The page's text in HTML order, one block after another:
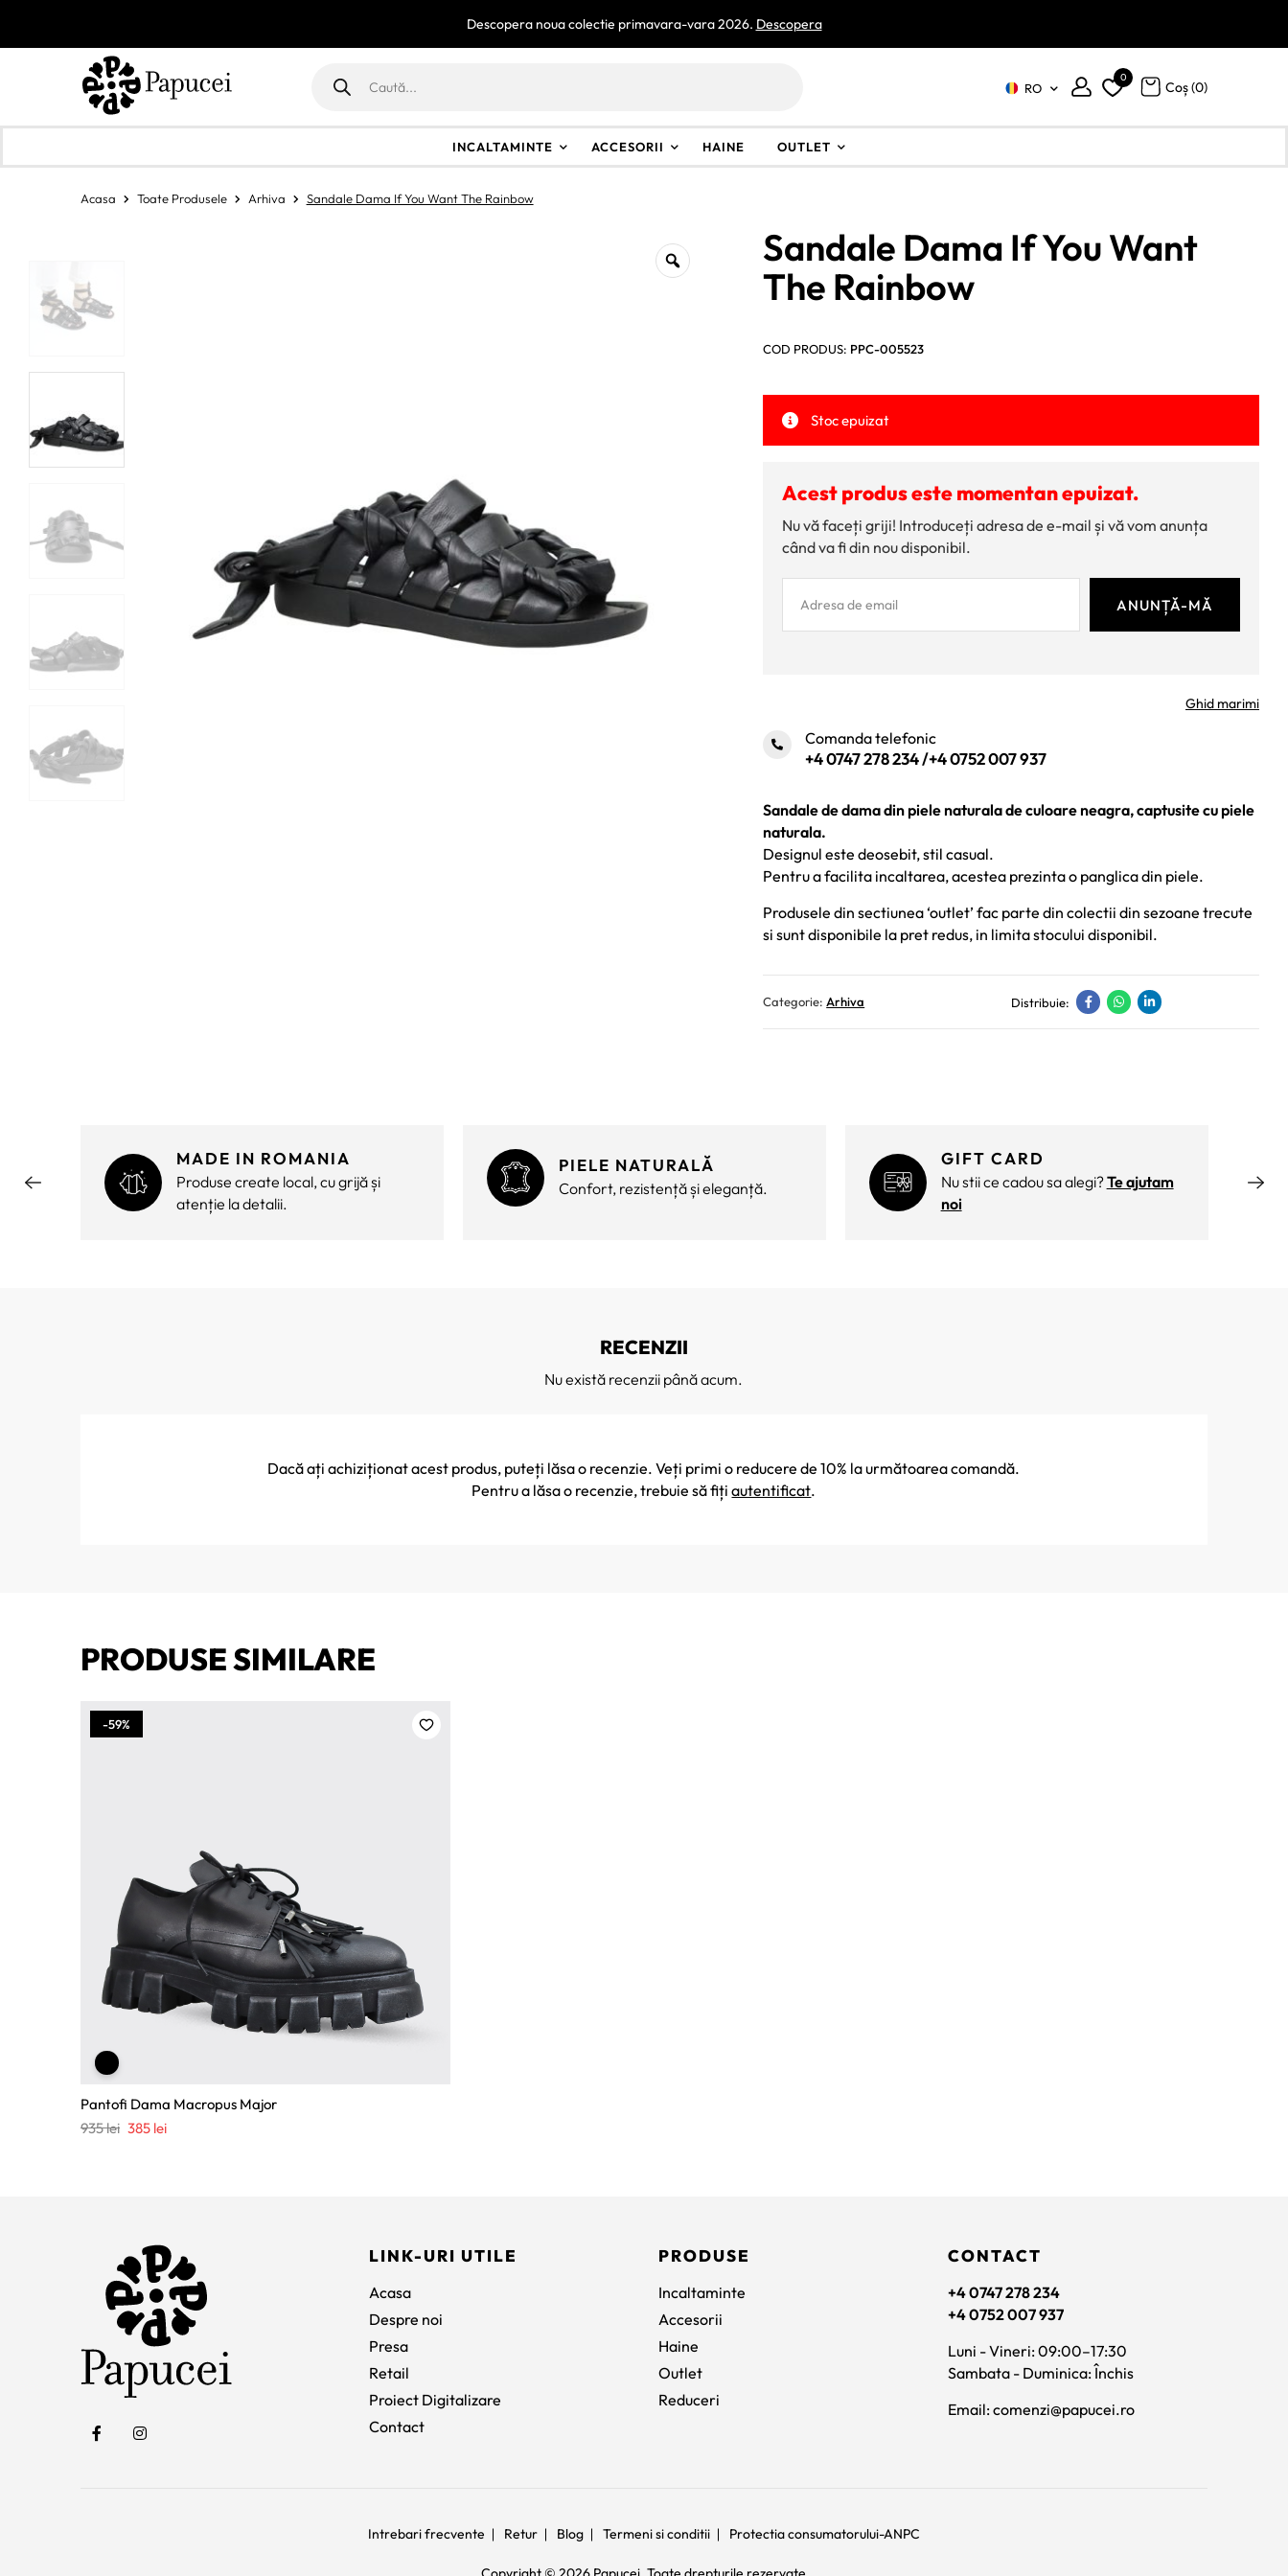
Descopera noua colectie primavara-vara 2026. Descopera
search
RO
0
Coș (0)
INCALTAMINTE ACCESORII HAINE OUTLET
Acasa Toate Produsele Arhiva Sandale Dama If You Want The Rainbow
Sandale Dama If You Want
The Rainbow
COD PRODUS: PPC-005523
Stoc epuizat
Acest produs este momentan epuizat.
Nu vă faceți griji! Introduceți adresa de e-mail și vă vom anunța
când va fi din nou disponibil.
Ghid marimi
Comanda telefonic
+4 0747 278 234/+4 0752 007 937
Sandale de dama din piele naturala de culoare neagra, captusite cu piele
naturala.
Designul este deosebit, stil casual.
Pentru a facilita incaltarea, acestea prezinta o panglica din piele.
Produsele din sectiunea ‘outlet’ fac parte din colectii din sezoane trecute
si sunt disponibile la pret redus, in limita stocului disponibil.
Categorie: Arhiva Distribuie:
MADE IN ROMANIA
Produse create local, cu grijă și
atenție la detalii.
PIELE NATURALĂ
Confort, rezistență și eleganță.
GIFT CARD
Nu stii ce cadou sa alegi?Te ajutam
noi
RECENZII
Nu există recenzii până acum.
Dacă ați achiziționat acest produs, puteți lăsa o recenzie. Veți primi o reducere de 10% la următoarea comandă.
Pentru a lăsa o recenzie, trebuie să fițiautentificat.
PRODUSE SIMILARE
-59%
Pantofi Dama Macropus Major
935lei Prețul
385 leiPrețul
LINK-URI UTILE
Acasa
Despre noi
Presa
Retail
Proiect Digitalizare
Contact
PRODUSE
Incaltaminte
Accesorii
Haine
Outlet
Reduceri
CONTACT
+4 0747 278 234
+4 0752 007 937
Luni - Vineri: 09:00–17:30
Sambata - Duminica: Închis
Email: comenzi@papucei.ro
Intrebari frecvente Retur Blog Termeni si conditii Protectia consumatorului-ANPC